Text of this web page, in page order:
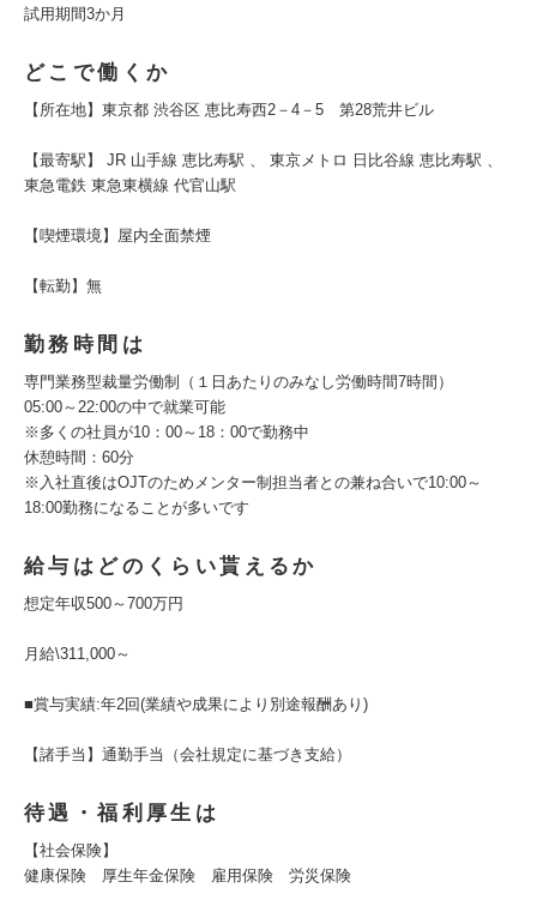
試用期間3か月
どこで働くか
【所在地】東京都 渋谷区 恵比寿西2－4－5 第28荒井ビル
【最寄駅】 JR 山手線 恵比寿駅 、 東京メトロ 日比谷線 恵比寿駅 、
東急電鉄 東急東横線 代官山駅
【喫煙環境】屋内全面禁煙
【転勤】無
勤務時間は
専門業務型裁量労働制（１日あたりのみなし労働時間7時間）
05:00～22:00の中で就業可能
※多くの社員が10：00～18：00で勤務中
休憩時間：60分
※入社直後はOJTのためメンター制担当者との兼ね合いで10:00～
18:00勤務になることが多いです
給与はどのくらい貰えるか
想定年収500～700万円
月給\311,000～
■賞与実績:年2回(業績や成果により別途報酬あり)
【諸手当】通勤手当（会社規定に基づき支給）
待遇・福利厚生は
【社会保険】
健康保険 厚生年金保険 雇用保険 労災保険